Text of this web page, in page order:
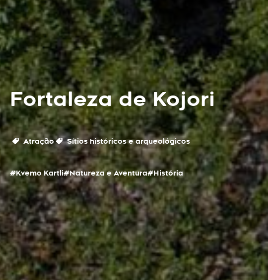
Fortaleza de Kojori
Atração Sítios históricos e arqueológicos
#Kvemo Kartli#Natureza e Aventura#História